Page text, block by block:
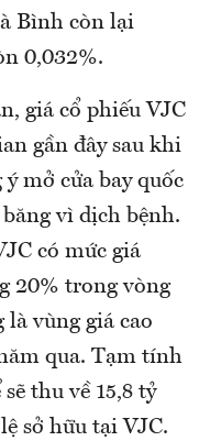
Bình còn lại
0,032%.
giá cổ phiếu VJC
gần đây sau khi
mở cửa bay quốc
vì dịch bệnh.
có mức giá
20% trong vòng
là vùng giá cao
qua. Tạm tính
thu về 15,8 tỷ
sở hữu tại VJC.